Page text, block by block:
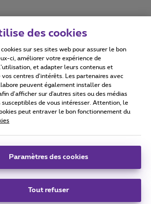
Accessibility statement
© 2026 Proximus
info consommateur
II 27 - B-1030 Bruxelles.
des cookies
sur ses sites web pour assurer le bon
ci, améliorer votre expérience de
et adapter leurs contenus et
centres d’intérêts. Les partenaires avec
peuvent également installer des
d’afficher sur d'autres sites ou des médias
susceptibles de vous intéresser. Attention, le
peut entraver le bon fonctionnement du
Paramètres des cookies
Tout refuser